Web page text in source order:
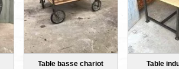
Table basse chariot
Table